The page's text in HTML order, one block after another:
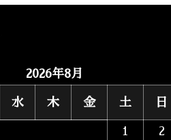
2026年8月
水 木 金 土 日
1
2